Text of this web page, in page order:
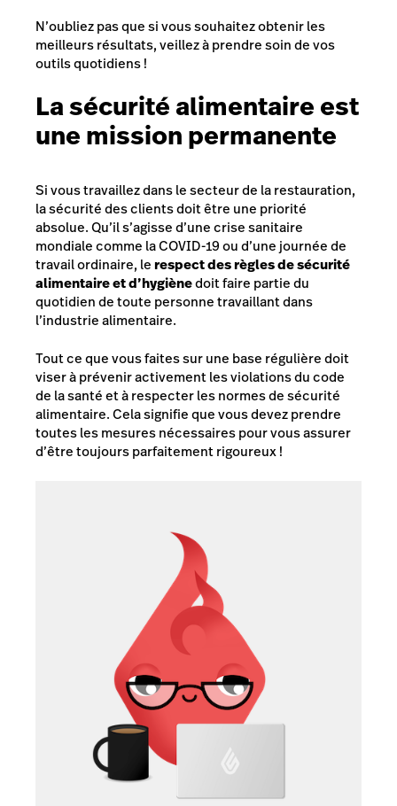
N’oubliez pas que si vous souhaitez obtenir les
meilleurs résultats, veillez à prendre soin de vos
outils quotidiens !
La sécurité alimentaire est
une mission permanente
Si vous travaillez dans le secteur de la restauration,
la sécurité des clients doit être une priorité
absolue. Qu’il s’agisse d’une crise sanitaire
mondiale comme la COVID-19 ou d’une journée de
travail ordinaire, lerespect des règles de sécurité
alimentaire et d’hygiènedoit faire partie du
quotidien de toute personne travaillant dans
l’industrie alimentaire.
Tout ce que vous faites sur une base régulière doit
viser à prévenir activement les violations du code
de la santé et à respecter les normes de sécurité
alimentaire. Cela signifie que vous devez prendre
toutes les mesures nécessaires pour vous assurer
d’être toujours parfaitement rigoureux !